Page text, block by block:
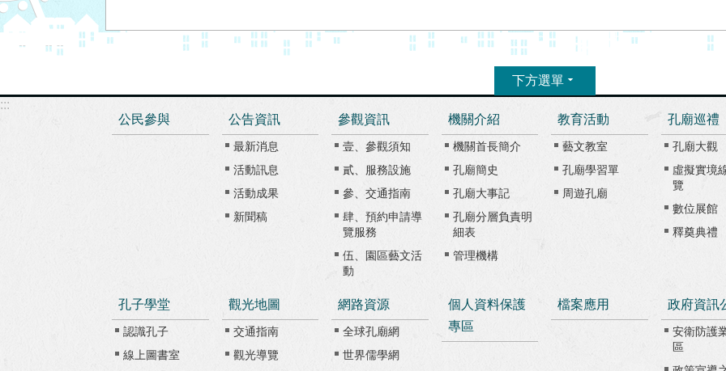
下方選單
:::
公民參與
公告資訊
最新消息
活動訊息
活動成果
新聞稿
參觀資訊
壹、參觀須知
貳、服務設施
參、交通指南
肆、預約申請導
覽服務
伍、園區藝文活
動
機關介紹
機關首長簡介
孔廟簡史
孔廟大事記
孔廟分層負責明
細表
管理機構
教育活動
藝文教室
孔廟學習單
周遊孔廟
孔廟巡禮
孔廟大觀
虛擬實境
覽
數位展館
釋奠典禮
孔子學堂
認識孔子
線上圖書室
觀光地圖
交通指南
觀光導覽
網路資源
全球孔廟網
世界儒學網
個人資料保護
專區
檔案應用 政府資訊
安衛防護
區